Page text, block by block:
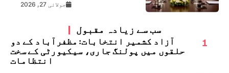
جولائی 27, 2026
سب سے زیادہ مقبول
1
آزاد کشمیر انتخابات: مظفرآباد کے دو
حلقوں میں پولنگ جاری، سیکیورٹی کے سخت
انتظامات